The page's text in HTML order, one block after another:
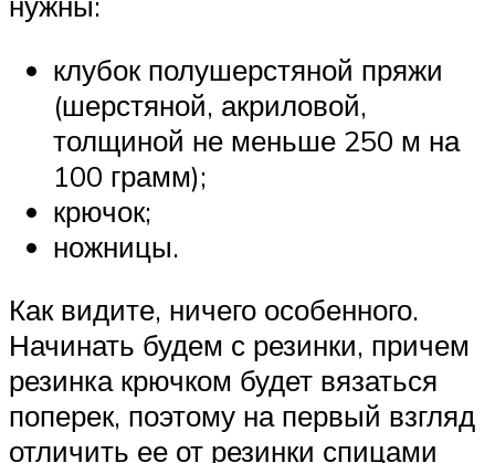
клубок полушерстяной пряжи
(шерстяной, акриловой,
толщиной не меньше 250 м на
100 грамм);
крючок;
ножницы.
Как видите, ничего особенного.
Начинать будем с резинки, причем
резинка крючком будет вязаться
поперек, поэтому на первый взгляд
отличить ее от резинки спицами